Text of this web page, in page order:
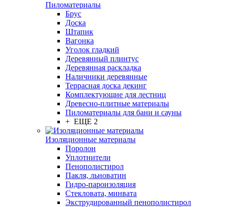
Пиломатериалы
Брус
Доска
Штапик
Вагонка
Уголок гладкий
Деревянный плинтус
Деревянная раскладка
Наличники деревянные
Террасная доска декинг
Комплектующие для лестниц
Древесно-плитные материалы
Пиломатериалы для бани и сауны
+ ЕЩЕ 2
Изоляционные материалы
Поролон
Уплотнители
Пенополистирол
Пакля, льноватин
Гидро-пароизоляция
Стекловата, минвата
Экструдированный пенополистирол